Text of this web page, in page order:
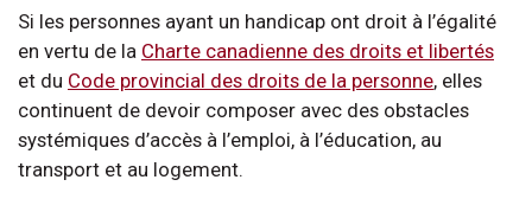
Si les personnes ayant un handicap ont droit à l’égalité
en vertu de la Charte canadienne des droits et libertés
et du Code provincial des droits de la personne, elles
continuent de devoir composer avec des obstacles
systémiques d’accès à l’emploi, à l’éducation, au
transport et au logement.